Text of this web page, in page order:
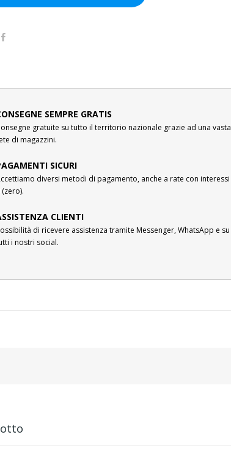
SEMPRE GRATIS
gratuite su tutto il territorio nazionale grazie ad una vasta
di magazzini.
SICURI
diversi metodi di pagamento, anche a rate con interessi
(zero).
CLIENTI
di ricevere assistenza tramite Messenger, WhatsApp e su
i nostri social.